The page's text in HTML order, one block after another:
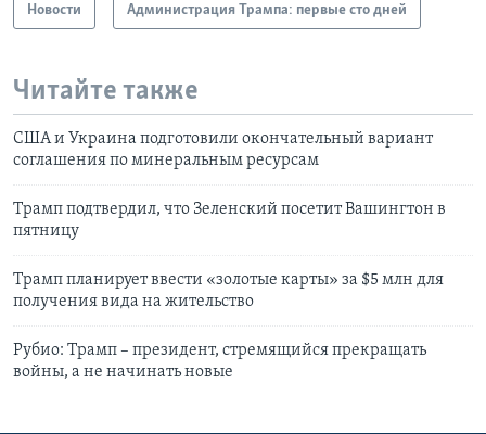
Новости Администрация Трампа: первые сто дней
Читайте также
США и Украина подготовили окончательный вариант
соглашения по минеральным ресурсам
Трамп подтвердил, что Зеленский посетит Вашингтон в
пятницу
Трамп планирует ввести «золотые карты» за $5 млн для
получения вида на жительство
Рубио: Трамп – президент, стремящийся прекращать
войны, а не начинать новые